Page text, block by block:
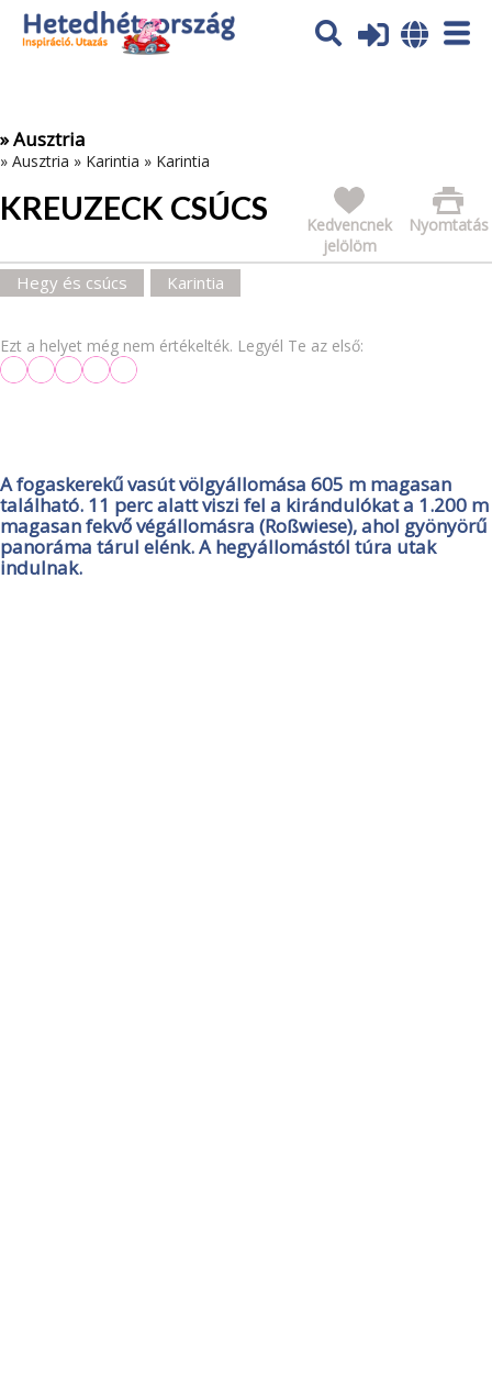
Az oldal sütiket (cookies) használ. További tájékoztatás itt:
Adatvédelmi tájékoztató
» Ausztria
» Ausztria » Karintia » Karintia
KREUZECK CSÚCS Nyomtatás
Kedvencnek
jelölöm
Hegy és csúcs Karintia
Ezt a helyet még nem értékelték. Legyél Te az első:
A fogaskerekű vasút völgyállomása 605 m magasan
található. 11 perc alatt viszi fel a kirándulókat a 1.200 m
magasan fekvő végállomásra (Roßwiese), ahol gyönyörű
panoráma tárul elénk. A hegyállomástól túra utak
indulnak.